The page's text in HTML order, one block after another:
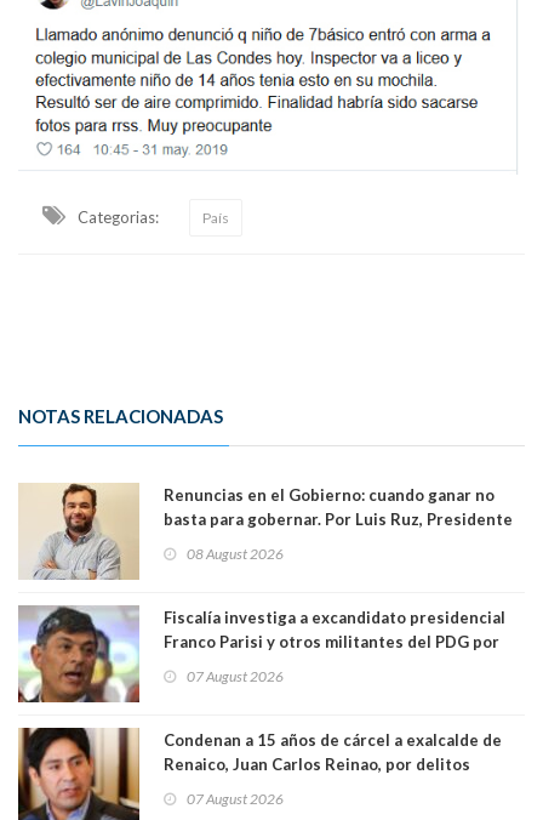
Categorias: País
NOTAS RELACIONADAS
Renuncias en el Gobierno: cuando ganar no
basta para gobernar. Por Luis Ruz, Presidente
08 August 2026
Fiscalía investiga a excandidato presidencial
Franco Parisi y otros militantes del PDG por
07 August 2026
Condenan a 15 años de cárcel a exalcalde de
Renaico, Juan Carlos Reinao, por delitos
07 August 2026